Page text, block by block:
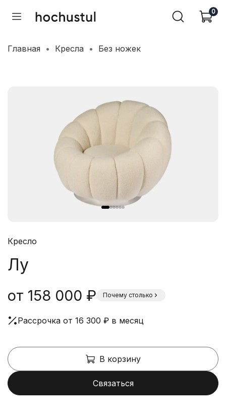
0
Главная Кресла Без ножек
Кресло
Лу
от 158 000 ₽ Почему столько
Рассрочка от 16 300 ₽ в месяц
В корзину
Связаться